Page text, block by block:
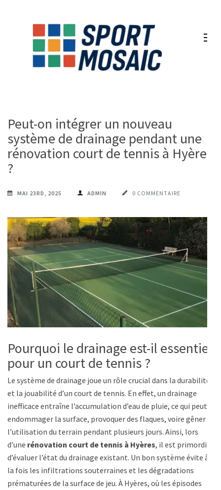
Peut-on intégrer un nouveau
système de drainage pendant une
rénovation court de tennis à Hyères
?
MAI 23RD, 2025 ADMIN 0 COMMENTAIRE
Pourquoi le drainage est-il essentiel
pour un court de tennis ?
Le système de drainage joue un rôle crucial dans la durabilité
et la jouabilité d’un court de tennis. En effet, un drainage
inefficace entraîne l’accumulation d’eau de pluie, ce qui peut
endommager la surface, provoquer des flaques, voire gêner
l’utilisation du terrain pendant plusieurs jours. Ainsi, lors
d’une rénovation court de tennis à Hyères, il est primordial
d’évaluer l’état du drainage existant. Un bon système évite à
la fois les infiltrations souterraines et les dégradations
prématurées de la surface de jeu. À Hyères, où les épisodes